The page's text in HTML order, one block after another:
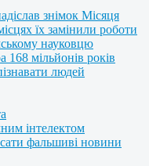
знімок Місяця
їх замінили роботи
науковцю
168 мільйонів років
людей
інтелектом
фальшиві новини